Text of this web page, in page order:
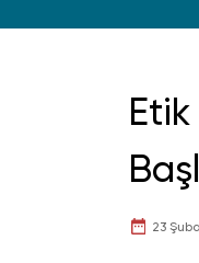
23